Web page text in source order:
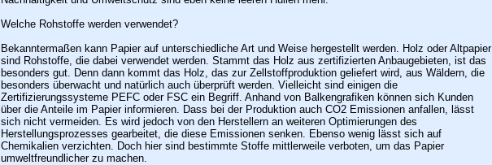
Welche Rohstoffe werden verwendet?
Bekanntermaßen kann Papier auf unterschiedliche Art und Weise hergestellt werden. Holz oder Altpapier
sind Rohstoffe, die dabei verwendet werden. Stammt das Holz aus zertifizierten Anbaugebieten, ist das
besonders gut. Denn dann kommt das Holz, das zur Zellstoffproduktion geliefert wird, aus Wäldern, die
besonders überwacht und natürlich auch überprüft werden. Vielleicht sind einigen die
Zertifizierungssysteme PEFC oder FSC ein Begriff. Anhand von Balkengrafiken können sich Kunden
über die Anteile im Papier informieren. Dass bei der Produktion auch CO2 Emissionen anfallen, lässt
sich nicht vermeiden. Es wird jedoch von den Herstellern an weiteren Optimierungen des
Herstellungsprozesses gearbeitet, die diese Emissionen senken. Ebenso wenig lässt sich auf
Chemikalien verzichten. Doch hier sind bestimmte Stoffe mittlerweile verboten, um das Papier
umweltfreundlicher zu machen.